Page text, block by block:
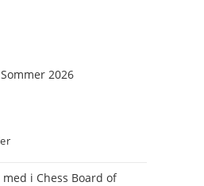
2026
i Chess Board of